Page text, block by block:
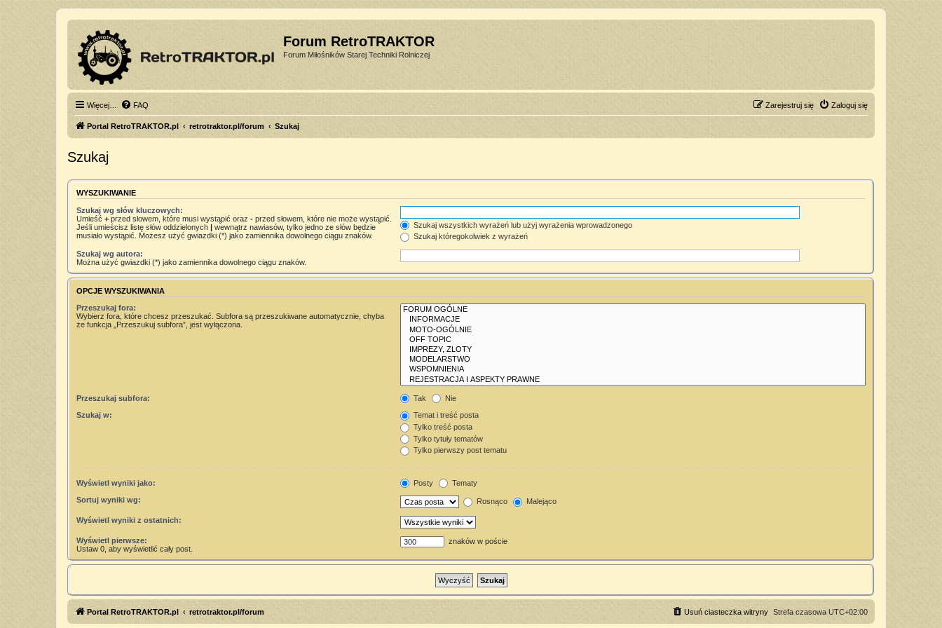
Forum RetroTRAKTOR
Forum Miłośników Starej Techniki Rolniczej
Więcej… FAQ Zaloguj się
Zarejestruj się
Portal RetroTRAKTOR.pl retrotraktor.pl/forum Szukaj
Szukaj
WYSZUKIWANIE
Szukaj wg słów kluczowych:
Umieść + przed słowem, które musi wystąpić oraz - przed słowem, które nie może wystąpić.
Jeśli umieścisz listę słów oddzielonych | wewnątrz nawiasów, tylko jedno ze słów będzie
musiało wystąpić. Możesz użyć gwiazdki (*) jako zamiennika dowolnego ciągu znaków.
Szukaj wszystkich wyrażeń lub użyj wyrażenia wprowadzonego
Szukaj któregokolwiek z wyrażeń
Szukaj wg autora:
Można użyć gwiazdki (*) jako zamiennika dowolnego ciągu znaków.
OPCJE WYSZUKIWANIA
Przeszukaj fora:
Wybierz fora, które chcesz przeszukać. Subfora są przeszukiwane automatycznie, chyba
że funkcja „Przeszukuj subfora”, jest wyłączona.
Przeszukaj subfora: Tak Nie
Szukaj w:
Temat i treść posta
Tylko treść posta
Tylko tytuły tematów
Tylko pierwszy post tematu
Wyświetl wyniki jako: Posty Tematy
Sortuj wyniki wg: Rosnąco Malejąco
Wyświetl wyniki z ostatnich:
Wyświetl pierwsze:
Ustaw 0, aby wyświetlić cały post.
znaków w poście
Portal RetroTRAKTOR.pl retrotraktor.pl/forum Strefa czasowa UTC+02:00
Usuń ciasteczka witryny